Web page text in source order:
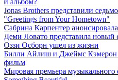
й альбом?
Jonas Brothers представили
"Greetings from Your Hometown"
Сабрина Карпентер
Деми Ловато представила
Оззи Осборн ушел из жизни
Билли Айлиш и Джеймс Кэмерон
фильм
Мировая премьера